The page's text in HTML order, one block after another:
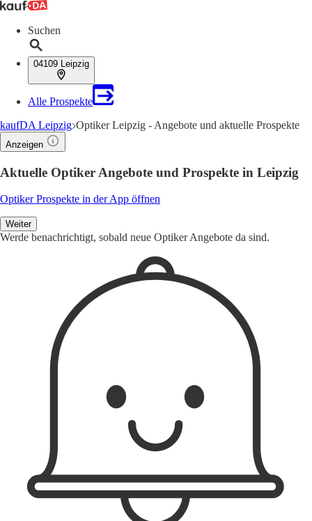
Suchen
04109 Leipzig
Alle Prospekte
kaufDA Leipzig Optiker Leipzig - Angebote und aktuelle Prospekte
Anzeigen
Aktuelle Optiker Angebote und Prospekte in Leipzig
Optiker Prospekte in der App öffnen
Weiter
Werde benachrichtigt, sobald neue Optiker Angebote da sind.